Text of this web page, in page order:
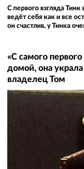
С первого взгляда
ведёт себя как и все
он счастлив, у Тинка
«С самого
домой, она
владелец Том